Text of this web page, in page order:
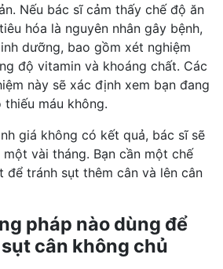
Nếu bác sĩ cảm thấy chế độ ăn
hóa là nguyên nhân gây bệnh,
dưỡng, bao gồm xét nghiệm
độ vitamin và khoáng chất. Các
này sẽ xác định xem bạn đang
máu không.
giá không có kết quả, bác sĩ sẽ
vài tháng. Bạn cần một chế
để tránh sụt thêm cân và lên cân
pháp nào dùng để
cân không chủ